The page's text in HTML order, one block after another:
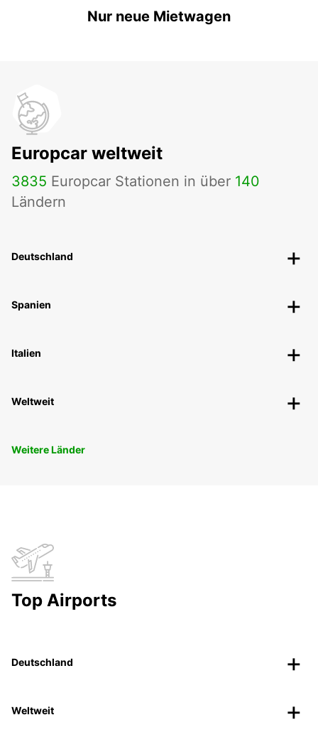
Nur neue Mietwagen
Europcar weltweit
3835 Europcar Stationen in über 140
Ländern
Deutschland
Spanien
Italien
Weltweit
Weitere Länder
Top Airports
Deutschland
Weltweit